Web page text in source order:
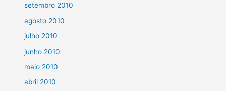
setembro 2010
agosto 2010
julho 2010
junho 2010
maio 2010
abril 2010